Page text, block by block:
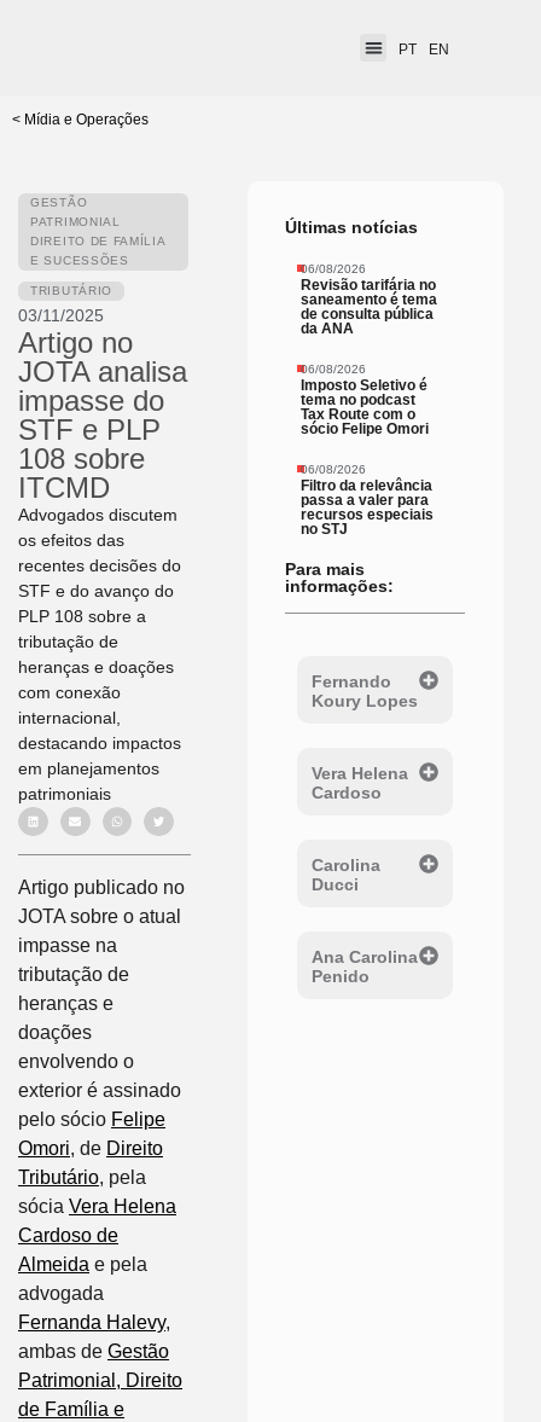
PT EN
< Mídia e Operações
GESTÃO
PATRIMONIAL
DIREITO DE FAMÍLIA
E SUCESSÕES
TRIBUTÁRIO
03/11/2025
Artigo no
JOTA analisa
impasse do
STF e PLP
108 sobre
ITCMD
Advogados discutem
os efeitos das
recentes decisões do
STF e do avanço do
PLP 108 sobre a
tributação de
heranças e doações
com conexão
internacional,
destacando impactos
em planejamentos
patrimoniais
Artigo publicado no
JOTA sobre o atual
impasse na
tributação de
heranças e
doações
envolvendo o
exterior é assinado
pelo sócio Felipe
Omori, de Direito
Tributário, pela
sócia Vera Helena
Cardoso de
Almeida e pela
advogada
Fernanda Halevy,
ambas de Gestão
Patrimonial, Direito
de Família e
Últimas notícias
06/08/2026
Revisão tarifária no
saneamento é tema
de consulta pública
da ANA
06/08/2026
Imposto Seletivo é
tema no podcast
Tax Route com o
sócio Felipe Omori
06/08/2026
Filtro da relevância
passa a valer para
recursos especiais
no STJ
Para mais
informações:
Fernando
Koury Lopes
Vera Helena
Cardoso
Carolina
Ducci
Ana Carolina
Penido